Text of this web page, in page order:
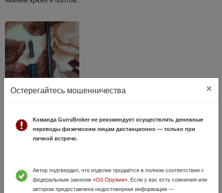
250 000 руб.
Волгоградская область, г.Волгоград
Продам ствол от Blaser R93 калл 243Win +личинка и магазин.
Остерегайтесь мошенничества ×
Команда GunsBroker не рекомендует осуществлять денежные
переводы физическим лицам дистанционно — только при
личной встрече.
Автор подтвердил, что изделие продаётся в полном соответствии с
федеральным законом «Об Оружии». Если у вас есть сомнения или
автором предоставлена недостоверная информация —